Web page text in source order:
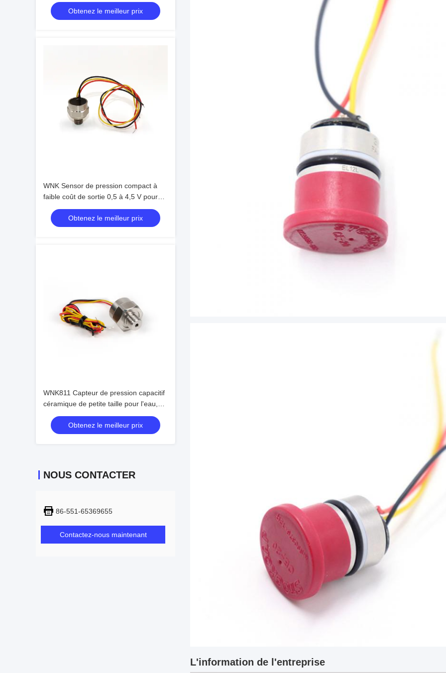
Obtenez le meilleur prix
WNK Sensor de pression compact à
faible coût de sortie 0,5 à 4,5 V pour
l'huile gazeuse à air
Obtenez le meilleur prix
WNK811 Capteur de pression capacitif
céramique de petite taille pour l'eau,
l'air et le gaz
Obtenez le meilleur prix
NOUS CONTACTER
86-551-65369655
Contactez-nous maintenant
L'information de l'entreprise